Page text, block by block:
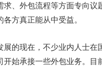
求、外包流程等方面专向
方真正能从中受益。
展的现在，不少业内人士在
开始承接一些外包业务。
正惊漫
的刚需"